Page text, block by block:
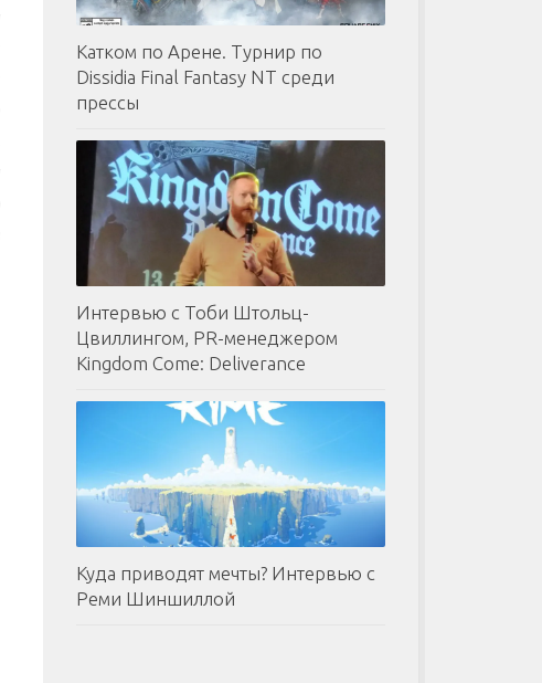
Катком по Арене. Турнир по
Dissidia Final Fantasy NT среди
прессы
Интервью с Тоби Штольц-
Цвиллингом, PR-менеджером
Kingdom Come: Deliverance
Куда приводят мечты? Интервью с
Реми Шиншиллой